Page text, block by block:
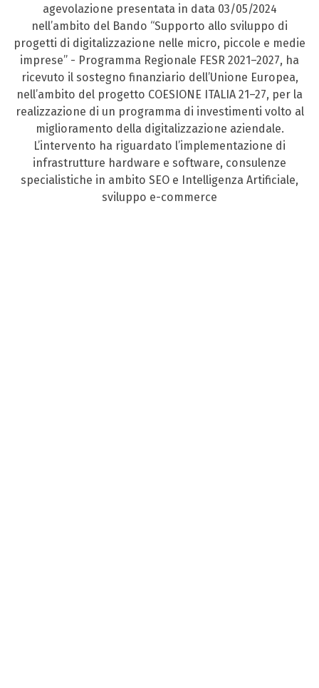
agevolazione presentata in data 03/05/2024
nell’ambito del Bando “Supporto allo sviluppo di
progetti di digitalizzazione nelle micro, piccole e medie
imprese” - Programma Regionale FESR 2021–2027, ha
ricevuto il sostegno finanziario dell’Unione Europea,
nell’ambito del progetto COESIONE ITALIA 21–27, per la
realizzazione di un programma di investimenti volto al
miglioramento della digitalizzazione aziendale.
L’intervento ha riguardato l’implementazione di
infrastrutture hardware e software, consulenze
specialistiche in ambito SEO e Intelligenza Artificiale,
sviluppo e-commerce